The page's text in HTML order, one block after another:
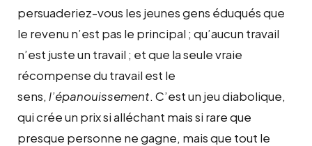
persuaderiez-vous les jeunes gens éduqués que
le revenu n’est pas le principal ; qu’aucun travail
n’est juste un travail ; et que la seule vraie
récompense du travail est le
sens, l’épanouissement. C’est un jeu diabolique,
qui crée un prix si alléchant mais si rare que
presque personne ne gagne, mais que tout le